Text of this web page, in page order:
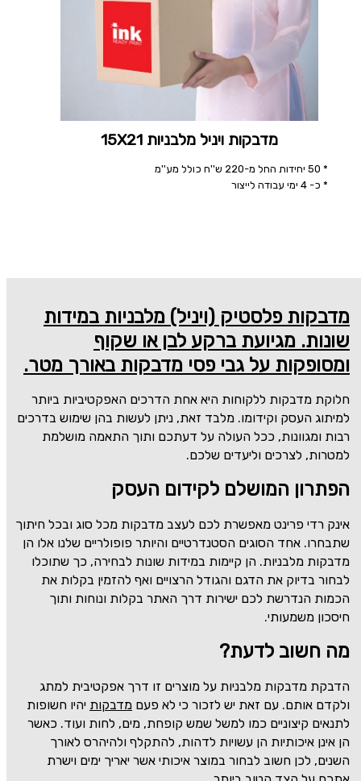
מדבקות ויניל מלבניות 15X21
* 50 יחידות החל מ-220 ש''ח כולל מע''מ
* כ- 4 ימי עבודה לייצור
מדבקות פלסטיק (ויניל) מלבניות במידות
שונות. מגיועת ברקע לבן או שקוף
ומסופקות על גבי פסי מדבקות באורך מטר.
חלוקת מדבקות ללקוחות היא אחת הדרכים האפקטיביות ביותר
למיתוג העסק וקידומו. מלבד זאת, ניתן לעשות בהן שימוש בדרכים
רבות ומגוונות, ככל העולה על דעתכם ותוך התאמה מושלמת
למטרות, לצרכים וליעדים שלכם.
הפתרון המושלם לקידום העסק
אינק רדי פרינט מאפשרת לכם לעצב מדבקות מכל סוג ובכל חיתוך
שתבחרו. אחד הסוגים הסטנדרטיים והיותר פופולריים שלנו אלו הן
מדבקות מלבניות. הן קיימות במידות שונות לבחירה, כך שתוכלו
לבחור בדיוק את הדגם והגודל הרצויים ואף להזמין בקלות את
הכמות הנדרשת לכם ישירות דרך האתר בקלות ונוחות ותוך
חיסכון משמעותי.
מה חשוב לדעת?
הדבקת מדבקות מלבניות על מוצרים זו דרך אפקטיבית למתג
ולקדם אותם. עם זאת יש לזכור כי לא פעם מדבקות יהיו חשופות
לתנאים קיצוניים כמו למשל שמש קופחת, מים, לחות ועוד. כאשר
הן אינן איכותיות הן עשויות לדהות, להתקלף ולהיהרס לאורך
השנים, לכן חשוב לבחור במוצר איכותי אשר יאריך ימים וישרת